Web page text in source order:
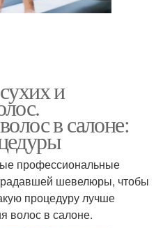
и
в салоне:
профессиональные
шевелюры, чтобы
процедуру лучше
волос в салоне.